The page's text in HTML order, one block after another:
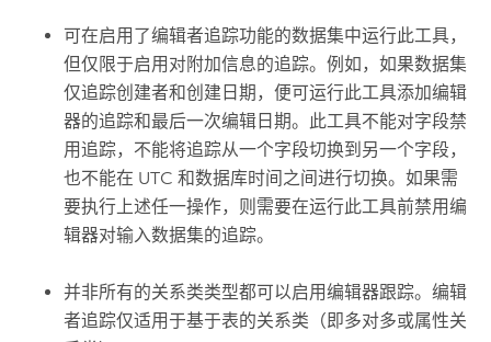
可在启用了编辑者追踪功能的数据集中运行此工具，
但仅限于启用对附加信息的追踪。例如，如果数据集
仅追踪创建者和创建日期，便可运行此工具添加编辑
器的追踪和最后一次编辑日期。此工具不能对字段禁
用追踪，不能将追踪从一个字段切换到另一个字段，
也不能在 UTC 和数据库时间之间进行切换。如果需
要执行上述任一操作，则需要在运行此工具前禁用编
辑器对输入数据集的追踪。
并非所有的关系类类型都可以启用编辑器跟踪。编辑
者追踪仅适用于基于表的关系类（即多对多或属性关